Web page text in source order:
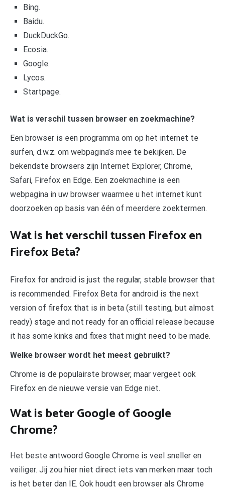
Bing.
Baidu.
DuckDuckGo.
Ecosia.
Google.
Lycos.
Startpage.
Wat is verschil tussen browser en zoekmachine?
Een browser is een programma om op het internet te
surfen, d.w.z. om webpagina’s mee te bekijken. De
bekendste browsers zijn Internet Explorer, Chrome,
Safari, Firefox en Edge. Een zoekmachine is een
webpagina in uw browser waarmee u het internet kunt
doorzoeken op basis van één of meerdere zoektermen.
Wat is het verschil tussen Firefox en
Firefox Beta?
Firefox for android is just the regular, stable browser that
is recommended. Firefox Beta for android is the next
version of firefox that is in beta (still testing, but almost
ready) stage and not ready for an official release because
it has some kinks and fixes that might need to be made.
Welke browser wordt het meest gebruikt?
Chrome is de populairste browser, maar vergeet ook
Firefox en de nieuwe versie van Edge niet.
Wat is beter Google of Google
Chrome?
Het beste antwoord Google Chrome is veel sneller en
veiliger. Jij zou hier niet direct iets van merken maar toch
is het beter dan IE. Ook houdt een browser als Chrome